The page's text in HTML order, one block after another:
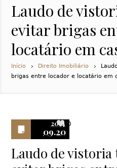
Laudo de
evitar brigas
locatário em
Início Direito Imobiliário
brigas entre locador e locatário em
2014
09.20
0
Laudo de vistoria